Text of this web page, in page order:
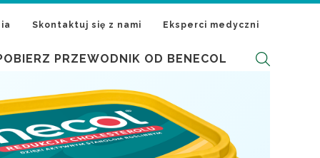
Skontaktuj się z nami Eksperci medyczni
PRZEWODNIK OD BENECOL